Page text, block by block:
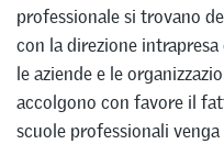
professionale si trovano
con la direzione
le aziende e le
accolgono con favore il
scuole professionali